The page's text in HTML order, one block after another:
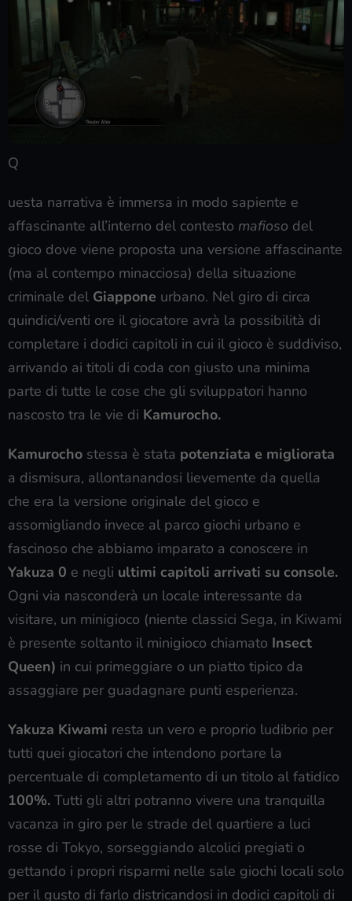
Q
uesta narrativa è immersa in modo sapiente e
affascinante all’interno del contesto mafioso del
gioco dove viene proposta una versione affascinante
(ma al contempo minacciosa) della situazione
criminale del Giappone urbano. Nel giro di circa
quindici/venti ore il giocatore avrà la possibilità di
completare i dodici capitoli in cui il gioco è suddiviso,
arrivando ai titoli di coda con giusto una minima
parte di tutte le cose che gli sviluppatori hanno
nascosto tra le vie di Kamurocho.
Kamurocho stessa è stata potenziata e migliorata
a dismisura, allontanandosi lievemente da quella
che era la versione originale del gioco e
assomigliando invece al parco giochi urbano e
fascinoso che abbiamo imparato a conoscere in
Yakuza 0 e negli ultimi capitoli arrivati su console.
Ogni via nasconderà un locale interessante da
visitare, un minigioco (niente classici Sega, in Kiwami
è presente soltanto il minigioco chiamato Insect
Queen) in cui primeggiare o un piatto tipico da
assaggiare per guadagnare punti esperienza.
Yakuza Kiwami resta un vero e proprio ludibrio per
tutti quei giocatori che intendono portare la
percentuale di completamento di un titolo al fatidico
100%. Tutti gli altri potranno vivere una tranquilla
vacanza in giro per le strade del quartiere a luci
rosse di Tokyo, sorseggiando alcolici pregiati o
gettando i propri risparmi nelle sale giochi locali solo
per il gusto di farlo districandosi in dodici capitoli di